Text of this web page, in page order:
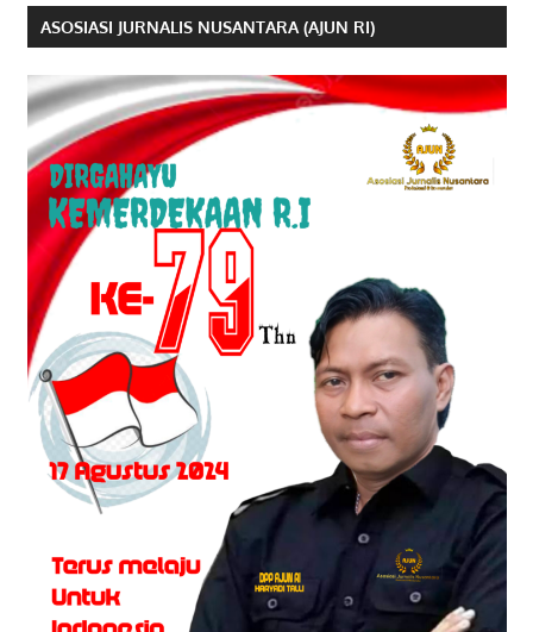
ASOSIASI JURNALIS NUSANTARA (AJUN RI)